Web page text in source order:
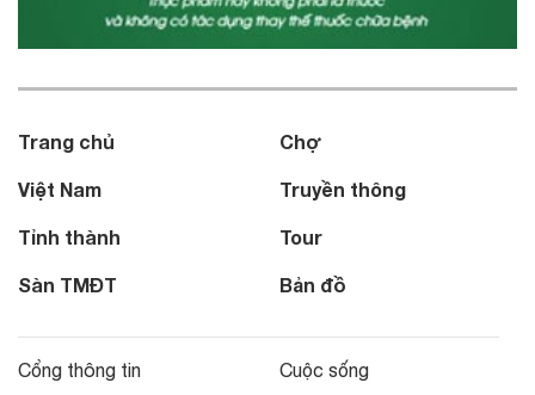
Trang chủ
Việt Nam
Tỉnh thành
Sàn TMĐT
Chợ
Truyền thông
Tour
Bản đồ
Cổng thông tin Cuộc sống